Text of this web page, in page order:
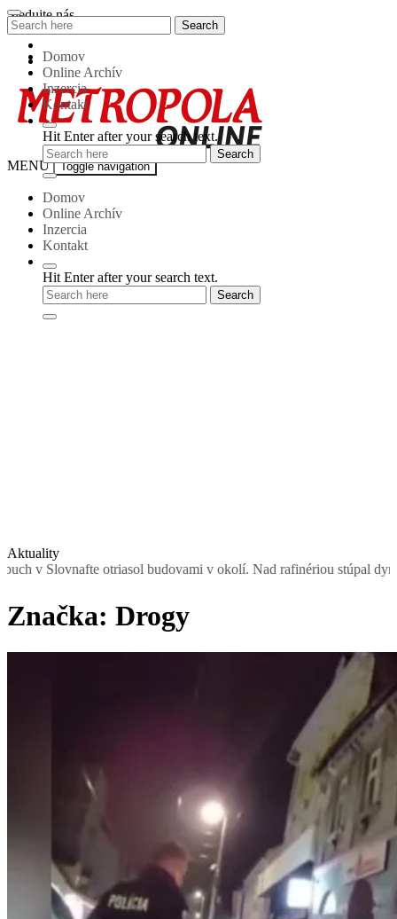
Skip
to
content
Sledujte nás
Metropola-
MENU Toggle navigation
Domov
Online Archív
Inzercia
Kontakt
Hit Enter after your search text.
Search
for:
Search
Domov
Online Archív
Inzercia
Kontakt
Hit Enter after your search text.
Aktuality
budovami v okolí. Nad rafinériou stúpal dym, obyvateľom
Značka: Drogy